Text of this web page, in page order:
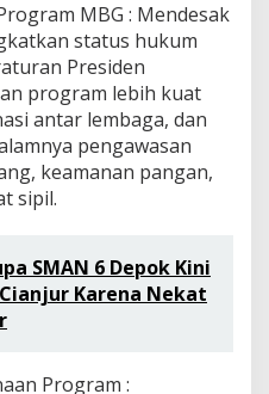
MBG : Mendesak
status hukum
Presiden
program lebih kuat
antar lembaga, dan
pengawasan
keamanan pangan,
sipil.
SMAN 6 Depok Kini
Karena Nekat
Program :